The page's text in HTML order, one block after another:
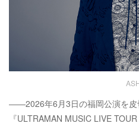
――2026年6月3日の福岡公演を皮
『ULTRAMAN MUSIC LIVE